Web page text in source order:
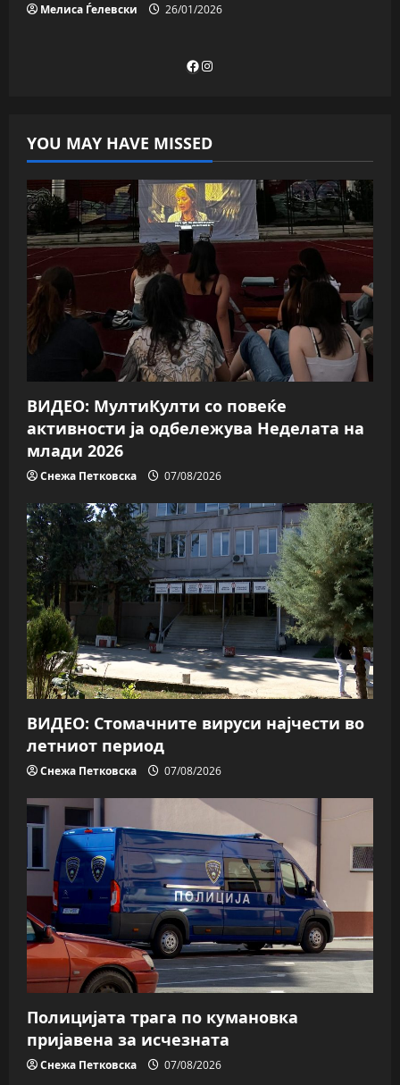
Мелиса Ѓелевски 26/01/2026
Facebook
Instagram
YOU MAY HAVE MISSED
ВИДЕО: МултиКулти со повеќе
активности ја одбележува Неделата на
млади 2026
Снежа Петковска 07/08/2026
ВИДЕО: Стомачните вируси најчести во
летниот период
Снежа Петковска 07/08/2026
Полицијата трага пo кумановка
пријавена за исчезната
Снежа Петковска 07/08/2026